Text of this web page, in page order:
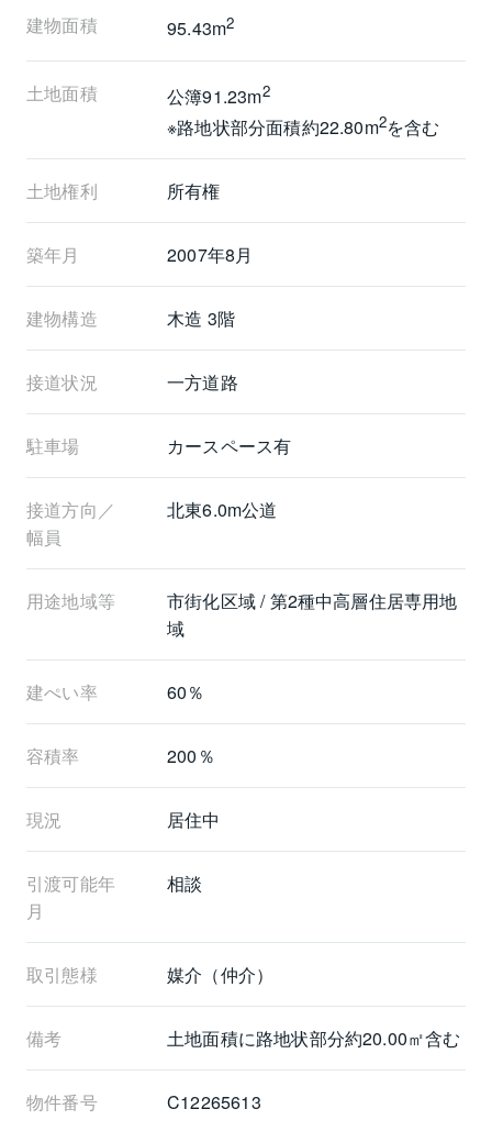
・南行徳小学校：約490 m
┏□　病院
┗┻━━━━━━━━━━━━━━━━━
・(総合)東京ベイ・浦安市川医療センター：約1.1 km
・(内科・小児科)成毛医院：約200 m
建物面積 95.43m2
土地面積 公簿91.23m2
※路地状部分面積約22.80m2を含む
土地権利 所有権
築年月 2007年8月
建物構造 木造 3階
接道状況 一方道路
駐車場 カースペース有
接道方向／
幅員
北東6.0m公道
用途地域等
市街化区域 / 第2種中高層住居専用地
域
建ぺい率 60％
容積率 200％
現況 居住中
引渡可能年
月
相談
取引態様 媒介（仲介）
備考 土地面積に路地状部分約20.00㎡含む
物件番号 C12265613